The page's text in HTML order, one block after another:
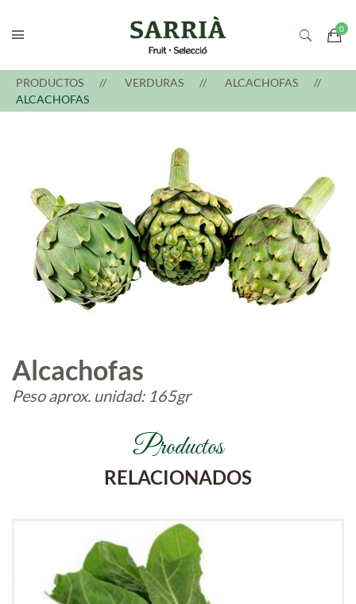
PRODUCTOS VERDURAS
ALCACHOFAS
ALCACHOFAS
Alcachofas
Peso aprox. unidad: 165gr
Productos
RELACIONADOS